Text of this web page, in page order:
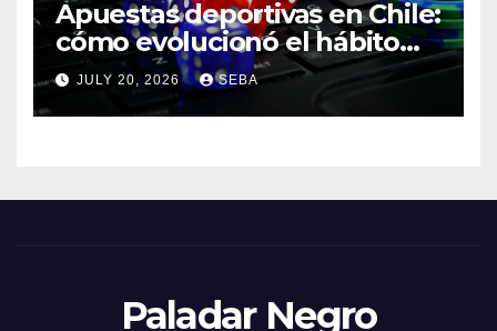
Apuestas deportivas en Chile:
cómo evolucionó el hábito
del hincha en la era digital
JULY 20, 2026 SEBA
Paladar Negro